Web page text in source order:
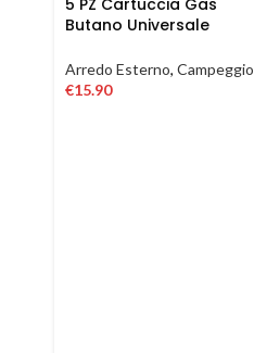
5 PZ Cartuccia Gas
Butano Universale
campeggio 190 gr
Arredo Esterno, Campeggio
€15.90